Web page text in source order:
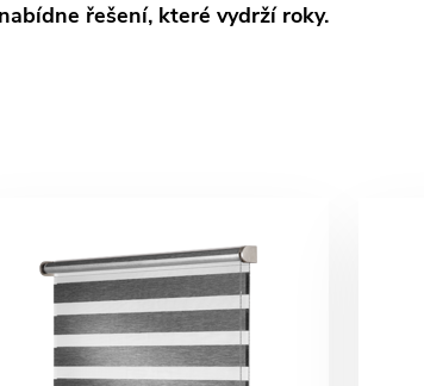
řešení, které vydrží roky.